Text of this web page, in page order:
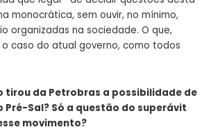
monocrática, sem ouvir, no mínimo,
organizadas na sociedade. O que,
caso do atual governo, como todos
tirou da Petrobras a possibilidade de
Pré-Sal? Só a questão do superávit
movimento?